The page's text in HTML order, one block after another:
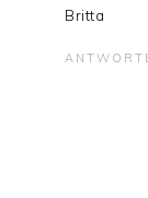
Britta